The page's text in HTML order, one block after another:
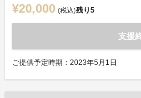
¥20,000 (税込)残り5
支援
ご提供予定時期：2023年5月1日